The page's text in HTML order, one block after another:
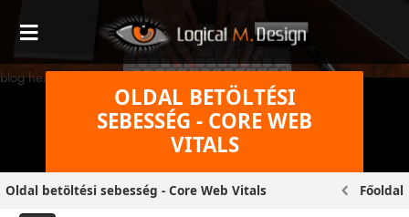
blog header bg original
OLDAL BETÖLTÉSI
SEBESSÉG - CORE WEB
VITALS
Oldal betöltési sebesség - Core Web Vitals Főoldal